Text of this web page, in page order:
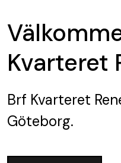
Kvarteret
Brf Kvarteret
Göteborg.